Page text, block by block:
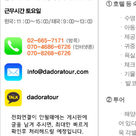
① 호텔 등
ㆍ수
ㆍ아
ㆍ제
ㆍ귀
ㆍ욕
ㆍ체
ㆍ기
ㆍ 발
② 투어
ㆍ해
어 있
욱 각